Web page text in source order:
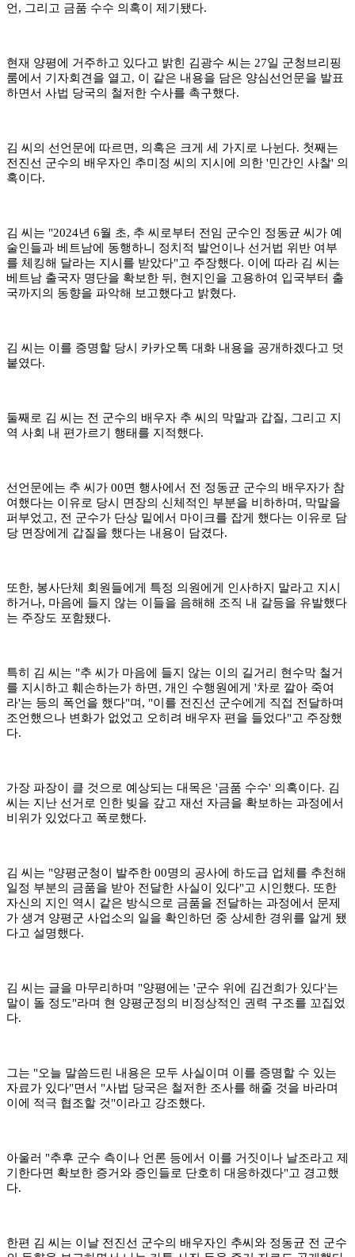
언, 그리고 금품 수수 의혹이 제기됐다.
​현재 양평에 거주하고 있다고 밝힌 김광수 씨는 27일 군청브리핑
룸에서 기자회견을 열고, 이 같은 내용을 담은 양심선언문을 발표
하면서 사법 당국의 철저한 수사를 촉구했다.
​김 씨의 선언문에 따르면, 의혹은 크게 세 가지로 나뉜다. 첫째는
전진선 군수의 배우자인 추미정 씨의 지시에 의한 '민간인 사찰' 의
혹이다.
​김 씨는 "2024년 6월 초, 추 씨로부터 전임 군수인 정동균 씨가 예
술인들과 베트남에 동행하니 정치적 발언이나 선거법 위반 여부
를 체킹해 달라는 지시를 받았다"고 주장했다. 이에 따라 김 씨는
베트남 출국자 명단을 확보한 뒤, 현지인을 고용하여 입국부터 출
국까지의 동향을 파악해 보고했다고 밝혔다.
김 씨는 이를 증명할 당시 카카오톡 대화 내용을 공개하겠다고 덧
붙였다.
​둘째로 김 씨는 전 군수의 배우자 추 씨의 막말과 갑질, 그리고 지
역 사회 내 편가르기 행태를 지적했다.
​선언문에는 추 씨가 00면 행사에서 전 정동균 군수의 배우자가 참
여했다는 이유로 당시 면장의 신체적인 부분을 비하하며, 막말을
퍼부었고, 전 군수가 단상 밑에서 마이크를 잡게 했다는 이유로 담
당 면장에게 갑질을 했다는 내용이 담겼다.
또한, 봉사단체 회원들에게 특정 의원에게 인사하지 말라고 지시
하거나, 마음에 들지 않는 이들을 음해해 조직 내 갈등을 유발했다
는 주장도 포함됐다.
​특히 김 씨는 "추 씨가 마음에 들지 않는 이의 길거리 현수막 철거
를 지시하고 훼손하는가 하면, 개인 수행원에게 '차로 깔아 죽여
라'는 등의 폭언을 했다"며, "이를 전진선 군수에게 직접 전달하며
조언했으나 변화가 없었고 오히려 배우자 편을 들었다"고 주장했
다.
​가장 파장이 클 것으로 예상되는 대목은 '금품 수수' 의혹이다. 김
씨는 지난 선거로 인한 빚을 갚고 재선 자금을 확보하는 과정에서
비위가 있었다고 폭로했다.
​김 씨는 "양평군청이 발주한 00명의 공사에 하도급 업체를 추천해
일정 부분의 금품을 받아 전달한 사실이 있다"고 시인했다. 또한
자신의 지인 역시 같은 방식으로 금품을 전달하는 과정에서 문제
가 생겨 양평군 사업소의 일을 확인하던 중 상세한 경위를 알게 됐
다고 설명했다.
​김 씨는 글을 마무리하며 "양평에는 '군수 위에 김건희가 있다'는
말이 돌 정도"라며 현 양평군정의 비정상적인 권력 구조를 꼬집었
다.
​그는 "오늘 말씀드린 내용은 모두 사실이며 이를 증명할 수 있는
자료가 있다"면서 "사법 당국은 철저한 조사를 해줄 것을 바라며
이에 적극 협조할 것"이라고 강조했다.
아울러 "추후 군수 측이나 언론 등에서 이를 거짓이나 날조라고 제
기한다면 확보한 증거와 증인들로 단호히 대응하겠다"고 경고했
다.
한편 김 씨는 이날 전진선 군수의 배우자인 추씨와 정동균 전 군수